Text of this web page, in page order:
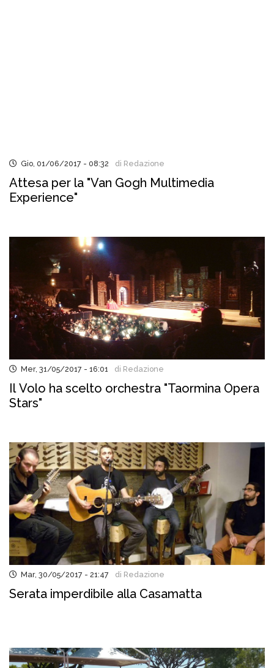
Gio, 01/06/2017 - 08:32 di Redazione
Attesa per la "Van Gogh Multimedia
Experience"
Mer, 31/05/2017 - 16:01 di Redazione
Il Volo ha scelto orchestra "Taormina Opera
Stars"
Mar, 30/05/2017 - 21:47 di Redazione
Serata imperdibile alla Casamatta